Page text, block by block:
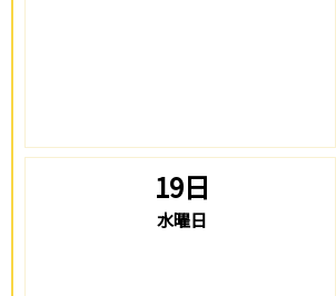
19日
水曜日